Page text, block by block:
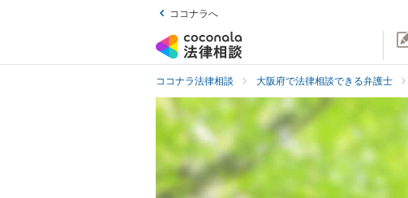
ココナラへ
ココナラ法律相談 大阪府で法律相談できる弁護士